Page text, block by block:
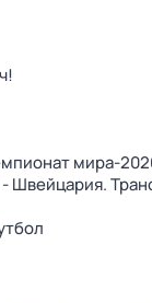
мира-
Швейцария.